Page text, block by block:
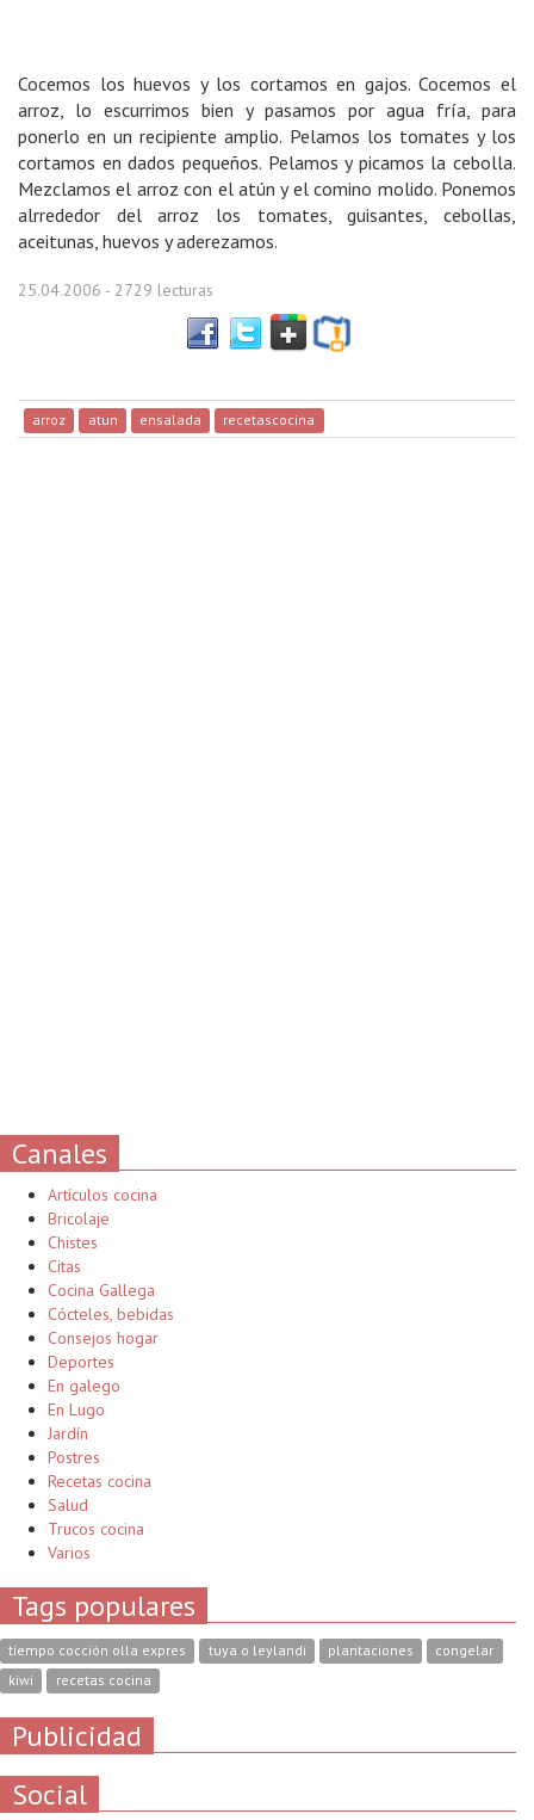
Cocemos los huevos y los cortamos en gajos. Cocemos el
arroz, lo escurrimos bien y pasamos por agua fría, para
ponerlo en un recipiente amplio. Pelamos los tomates y los
cortamos en dados pequeños. Pelamos y picamos la cebolla.
Mezclamos el arroz con el atún y el comino molido. Ponemos
alrrededor del arroz los tomates, guisantes, cebollas,
aceitunas, huevos y aderezamos.
25.04.2006 - 2729 lecturas
arroz atun ensalada recetascocina
Canales
Artículos cocina
Bricolaje
Chistes
Citas
Cocina Gallega
Cócteles, bebidas
Consejos hogar
Deportes
En galego
En Lugo
Jardín
Postres
Recetas cocina
Salud
Trucos cocina
Varios
Tags populares
tiempo cocción olla expres tuya o leylandi plantaciones
congelar
kiwi
recetas cocina
Publicidad
Social